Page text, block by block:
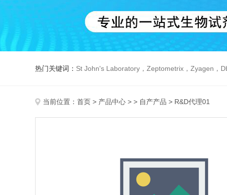
热门关键词： St John's Laboratory，Zeptometrix，Zyagen，Dbiosys ，Fn-Test武汉菲恩，
当前位置： 首页 > 产品中心 > > 自产产品 > R&D代理01